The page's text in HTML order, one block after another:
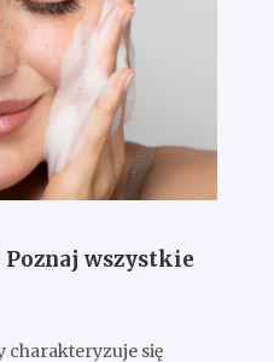
Poznaj wszystkie
charakteryzuje się